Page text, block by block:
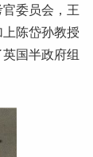
委员会，王
陈岱孙教授
国半政府组